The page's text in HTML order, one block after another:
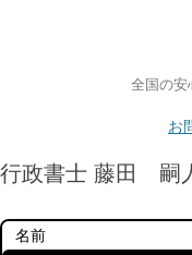
全国の安
お
行政書士 藤田 嗣
名前